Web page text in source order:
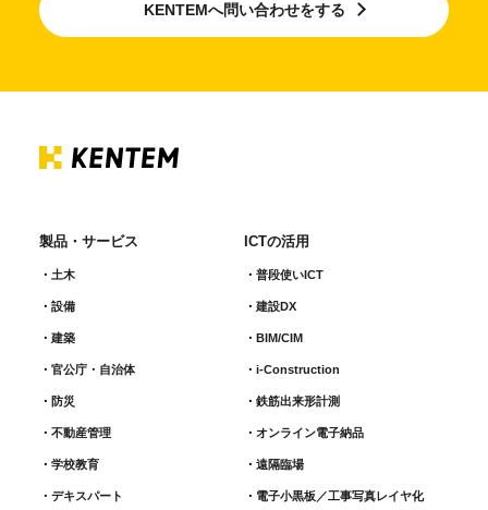
KENTEMへ問い合わせをする
製品・サービス
土木
設備
建築
官公庁・自治体
防災
不動産管理
学校教育
デキスパート
ICTの活用
普段使いICT
建設DX
BIM/CIM
i-Construction
鉄筋出来形計測​
オンライン電子納品
遠隔臨場
電子小黒板／工事写真レイヤ化